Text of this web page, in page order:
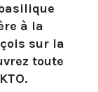
à la
sur la
toute